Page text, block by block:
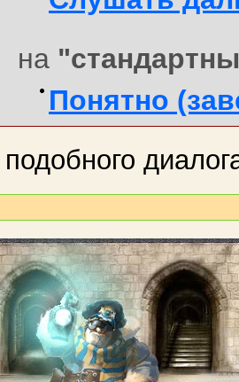
на
Понятно